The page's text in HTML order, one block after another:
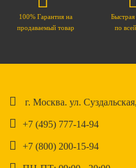
100% Гарантия на
продаваемый товар
Быстрая
по
г. Москва. ул.
+7 (495) 777-14-94
+7 (800) 200-15-94